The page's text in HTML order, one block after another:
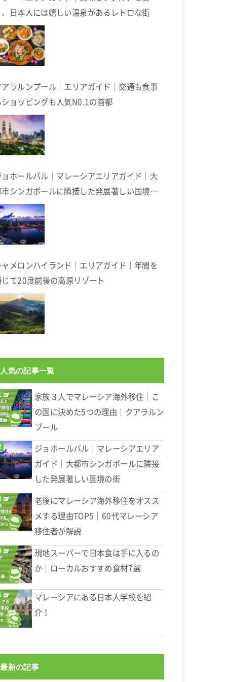
日本人には嬉しい温泉があるレトロな街
ラルンプール｜エリアガイド｜交通も食事
ョッピングも人気N0.1の首都
ホールバル｜マレーシアエリアガイド｜大
シンガポールに隣接した発展著しい国境の
メロンハイランド｜エリアガイド｜年間を
て20度前後の高原リゾート
人気の記事一覧
家族３人でマレーシア海外移住｜こ
の国に決めた5つの理由｜クアラルン
プール
ジョホールバル｜マレーシアエリア
ガイド｜大都市シンガポールに隣接
した発展著しい国境の街
老後にマレーシア海外移住をオスス
メする理由TOP5｜60代マレーシア
移住者が解説
現地スーパーで日本食は手に入るの
か｜ローカルおすすめ食材7選
マレーシアにある日本人学校を紹
介！
最新の記事